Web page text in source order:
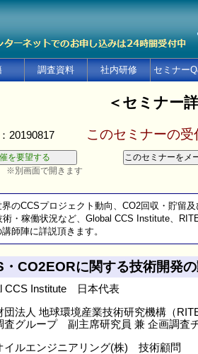
調査資料 社内研修 セミナー
＜セミナー
：20190817 このセミナーの
で開きます
のCCSプロジェクト動向、CO2回収・貯留及
・稼働状況など、Global CCS Institute、
師陣に詳説頂きます。
・CO2EORに関する技術開発
CCS Institute 日本代表
団法人 地球環境産業技術研究機構（RITE
査グループ 副主席研究員 兼 企画調査
イルエンジニアリング(株) 技術顧問